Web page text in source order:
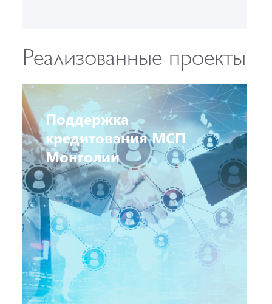
Реализованные проекты
Поддержка
кредитования МСП
Монголии